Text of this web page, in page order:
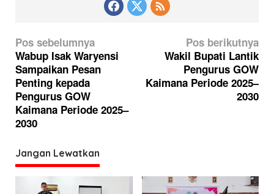
N
a
v
i
g
a
s
i
p
Pos sebelumnya
Wabup Isak Waryensi
Sampaikan Pesan
Penting kepada
Pengurus GOW
Kaimana Periode 2025–
2030
Pos berikutnya
Wakil Bupati Lantik
Pengurus GOW
Kaimana Periode 2025–
2030
Jangan Lewatkan